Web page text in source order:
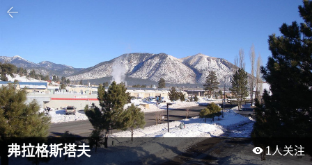

弗拉格斯塔夫 1人关注